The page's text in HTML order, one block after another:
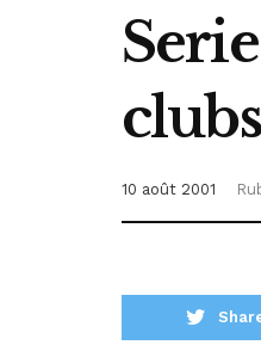
clubs
10 août 2001